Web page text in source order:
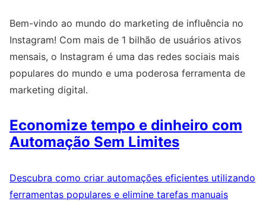
Bem-vindo ao mundo do marketing de influência no
Instagram! Com mais de 1 bilhão de usuários ativos
mensais, o Instagram é uma das redes sociais mais
populares do mundo e uma poderosa ferramenta de
marketing digital.
Economize tempo e dinheiro com
Automação Sem Limites
Descubra como criar automações eficientes utilizando
ferramentas populares e elimine tarefas manuais